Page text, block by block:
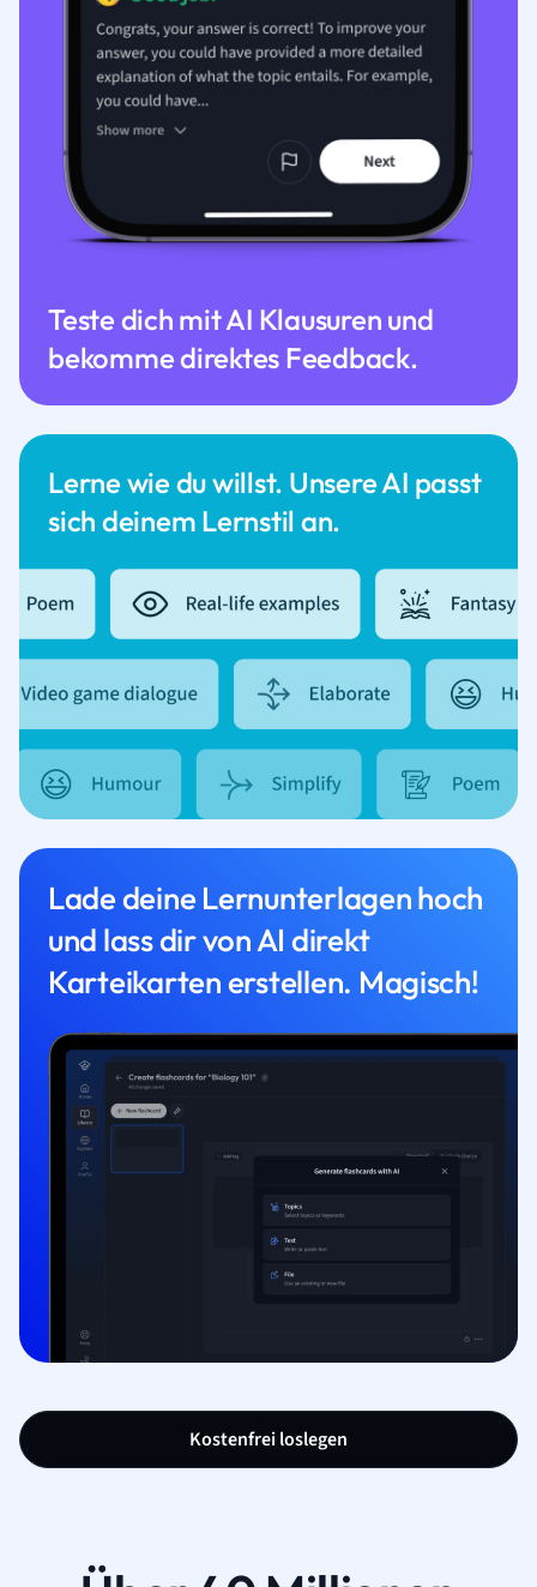
Lerne wie du willst. Unsere AI passt
sich deinem Lernstil an.
Teste dich mit AI Klausuren und
bekomme direktes Feedback.
Lade deine Lernunterlagen hoch
und lass dir von AI direkt
Karteikarten erstellen. Magisch!
Kostenfrei loslegen